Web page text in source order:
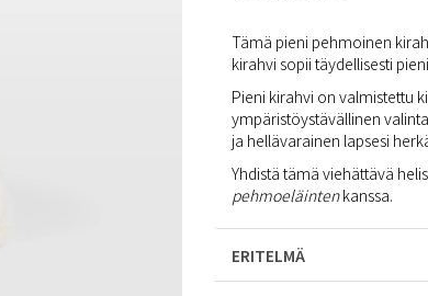
Tämä pieni pehmoinen
kirahvi sopii täydellisesti
Pieni kirahvi on valmistettu
ympäristöystävällinen
ja hellävarainen lapsesi
Yhdistä tämä viehättävä
pehmoeläintenkanssa.
ERITELMÄ